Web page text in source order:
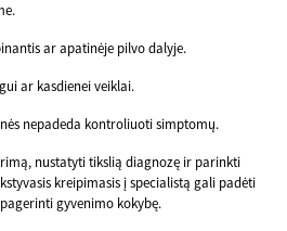
ar apatinėje pilvo dalyje.
ar kasdienei veiklai.
nepadeda kontroliuoti simptomų.
nustatyti tikslią diagnozę ir parinkti
kreipimasis į specialistą gali padėti
gyvenimo kokybę.